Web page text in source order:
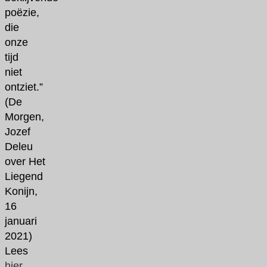
poëzie,
die
onze
tijd
niet
ontziet.”
(De
Morgen,
Jozef
Deleu
over Het
Liegend
Konijn,
16
januari
2021)
Lees